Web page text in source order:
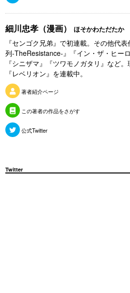
細川忠孝（漫画）ほそかわただたか
『センゴク兄弟』で初連載。その他代
列-TheResistance-』『イン・ザ・ヒー
『シニザマ』『ツワモノガタリ』など
『レベリオン』を連載中。
著者紹介ページ
この著者の作品をさがす
公式Twitter
Twitter